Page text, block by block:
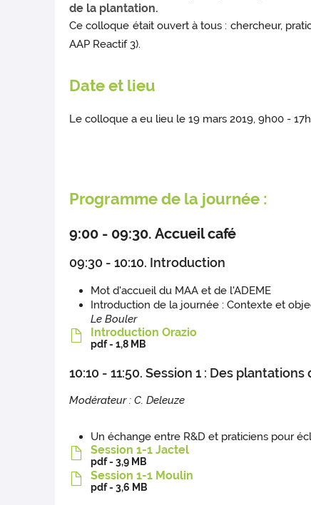
de la plantation.
Ce colloque était ouvert à tous : chercheur,
AAP Reactif 3).
Date et lieu
Le colloque a eu lieu le 19 mars 2019, 9h00 -
Programme de la journée :
9:00 - 09:30. Accueil café
09:30 - 10:10. Introduction
Mot d'accueil du MAA et de l'ADEME
Introduction de la journée : Contexte et
Le Bouler
Introduction Orazio
pdf - 1,8 MB
10:10 - 11:50. Session 1 : Des
Modérateur : C. Deleuze
Un échange entre R&D et praticiens pour
Session 1-1 Jactel
pdf - 3,9 MB
Session 1-1 Moulin
pdf - 3,6 MB